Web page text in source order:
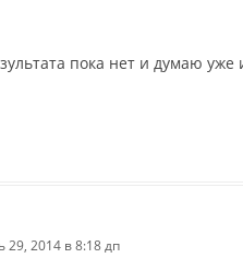
пока нет и думаю уже
29, 2014 в 8:18 дп